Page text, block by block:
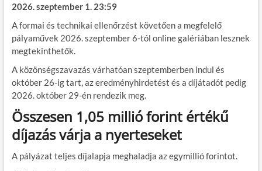
2026. szeptember 1. 23:59
A formai és technikai ellenőrzést követően a megfelelő
pályaművek 2026. szeptember 6-tól online galériában lesznek
megtekinthetők.
A közönségszavazás várhatóan szeptemberben indul és
október 26-ig tart, az eredményhirdetést és a díjátadót pedig
2026. október 29-én rendezik meg.
Összesen 1,05 millió forint értékű
díjazás várja a nyerteseket
A pályázat teljes díjalapja meghaladja az egymillió forintot.